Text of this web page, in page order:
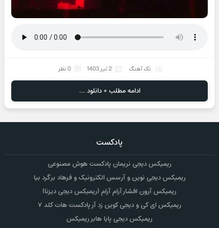
تک آهنگ 2 تیر 1403 0 نظر
ادامه مطلب + دانلود ...
پادکست
ریمیکس دیجی نریمان پادکست هوش مصنوعی
ریمیکس دیجی نوین و آرسس الکترونیک و فرهاد برگرد بیا
ریمیکس آرون افشار آرام آرام (ریمیکس دیجی دیزنا)
ریمیکس ای کی و دیجی کوین زد آر پادکست هات کلد ۷
ریمیکس دیجی پایا هابر ریمیکس